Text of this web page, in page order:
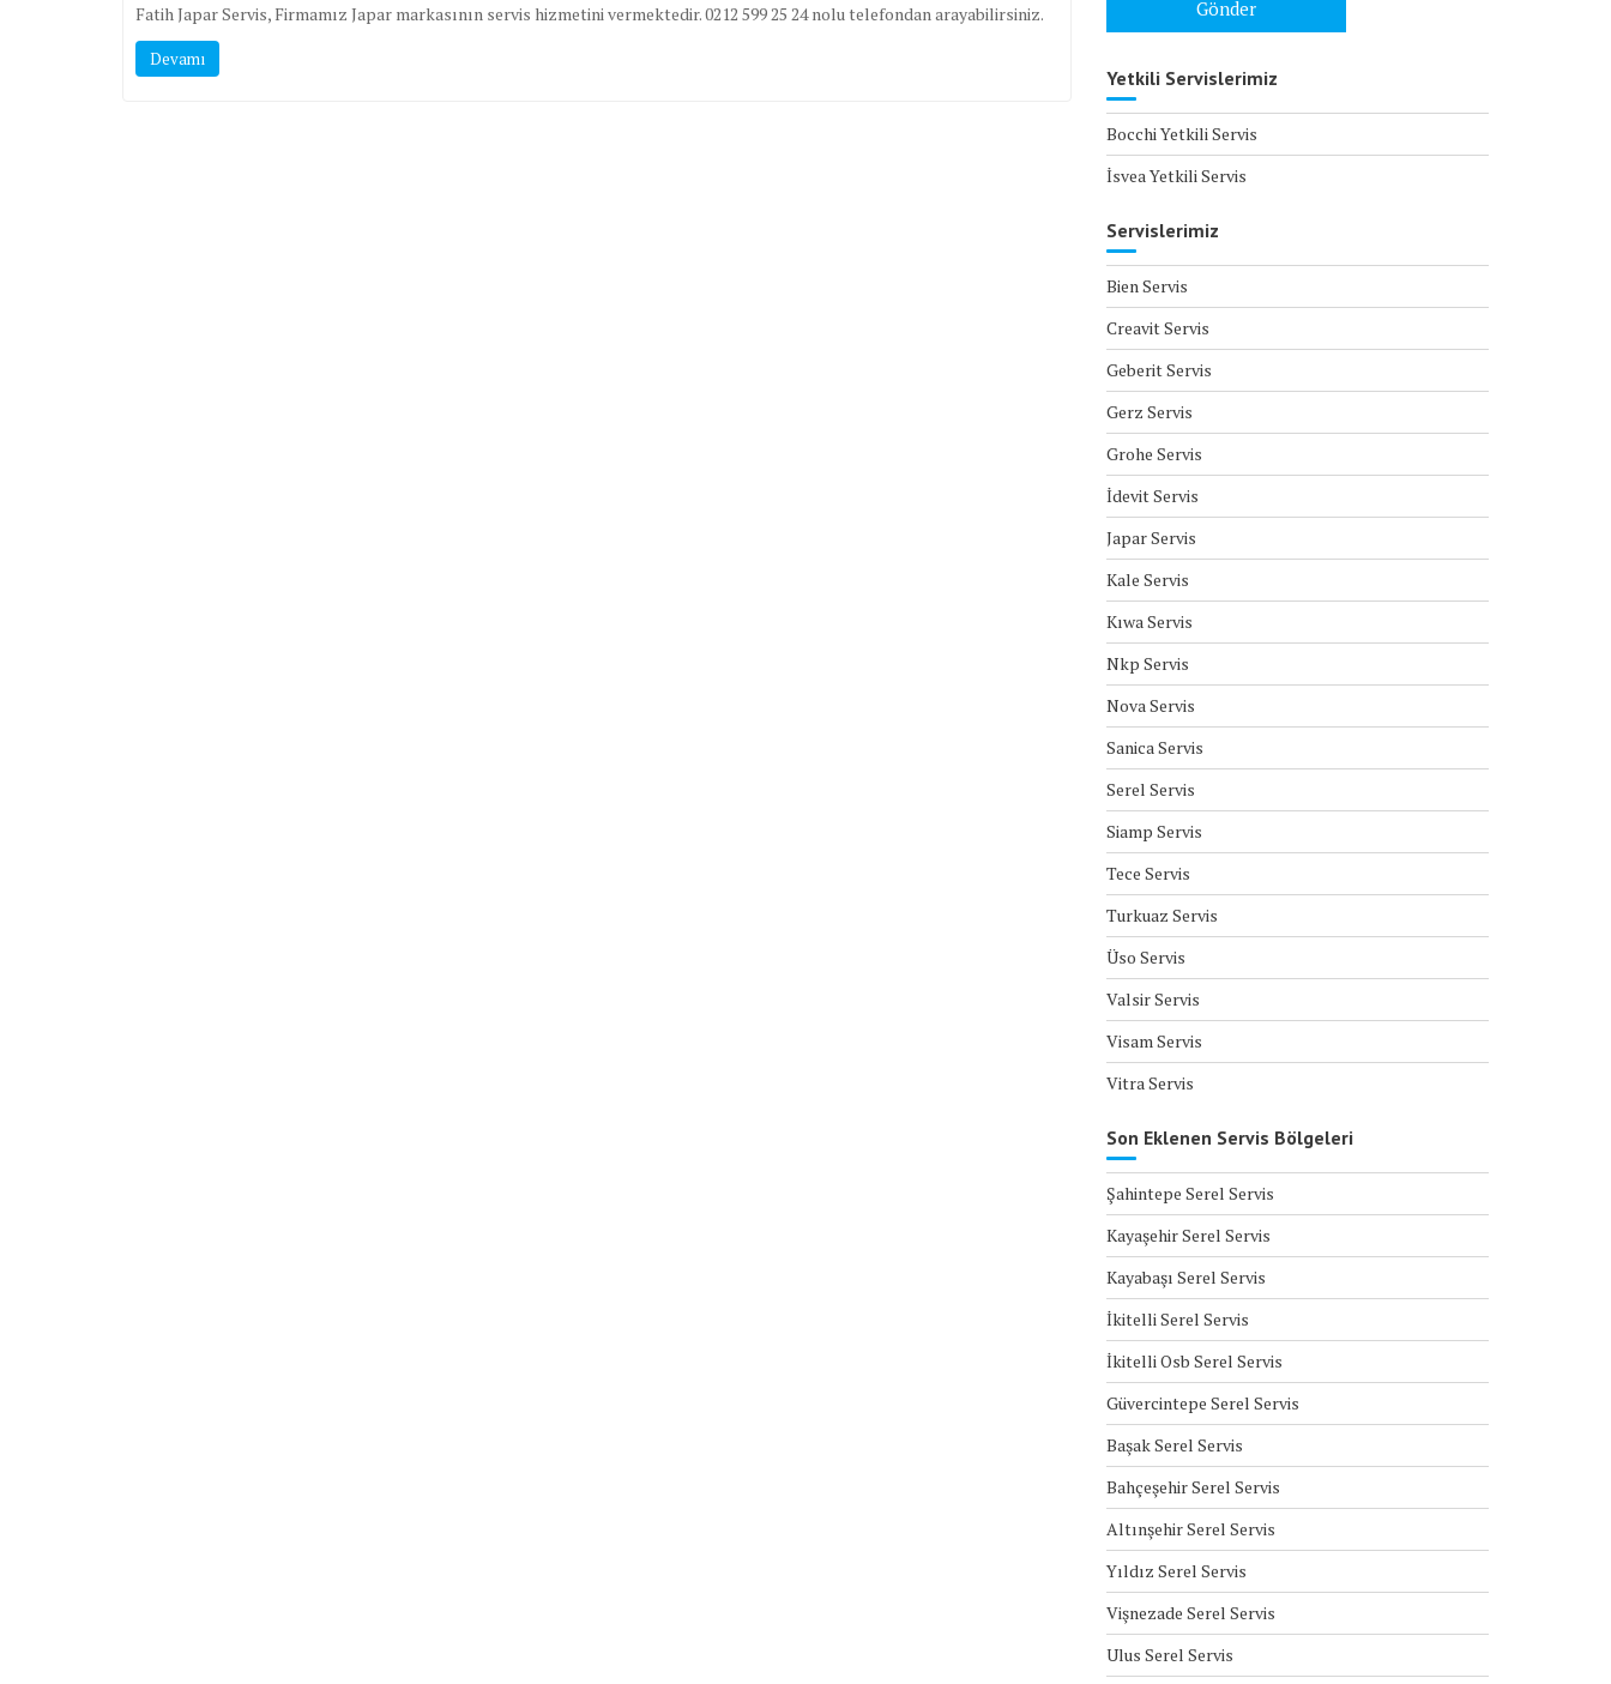
Fatih Japar Servis, Firmamız Japar markasının servis hizmetini vermektedir. 0212 599 25 24 nolu telefondan arayabilirsiniz.
Devamı
Yetkili Servislerimiz
Bocchi Yetkili Servis
İsvea Yetkili Servis
Servislerimiz
Bien Servis
Creavit Servis
Geberit Servis
Gerz Servis
Grohe Servis
İdevit Servis
Japar Servis
Kale Servis
Kıwa Servis
Nkp Servis
Nova Servis
Sanica Servis
Serel Servis
Siamp Servis
Tece Servis
Turkuaz Servis
Üso Servis
Valsir Servis
Visam Servis
Vitra Servis
Son Eklenen Servis Bölgeleri
Şahintepe Serel Servis
Kayaşehir Serel Servis
Kayabaşı Serel Servis
İkitelli Serel Servis
İkitelli Osb Serel Servis
Güvercintepe Serel Servis
Başak Serel Servis
Bahçeşehir Serel Servis
Altınşehir Serel Servis
Yıldız Serel Servis
Vişnezade Serel Servis
Ulus Serel Servis